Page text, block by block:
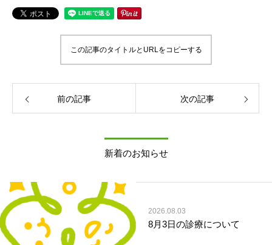
この記事のタイトルとURLをコピーする
前の記事 次の記事
新着のお知らせ
2026.08.03
8月3日の診療について